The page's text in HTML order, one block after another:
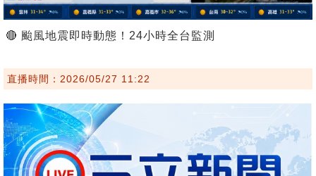
🔴 颱風地震即時動態！24小時全台監測
直播時間：2026/05/27 11:22